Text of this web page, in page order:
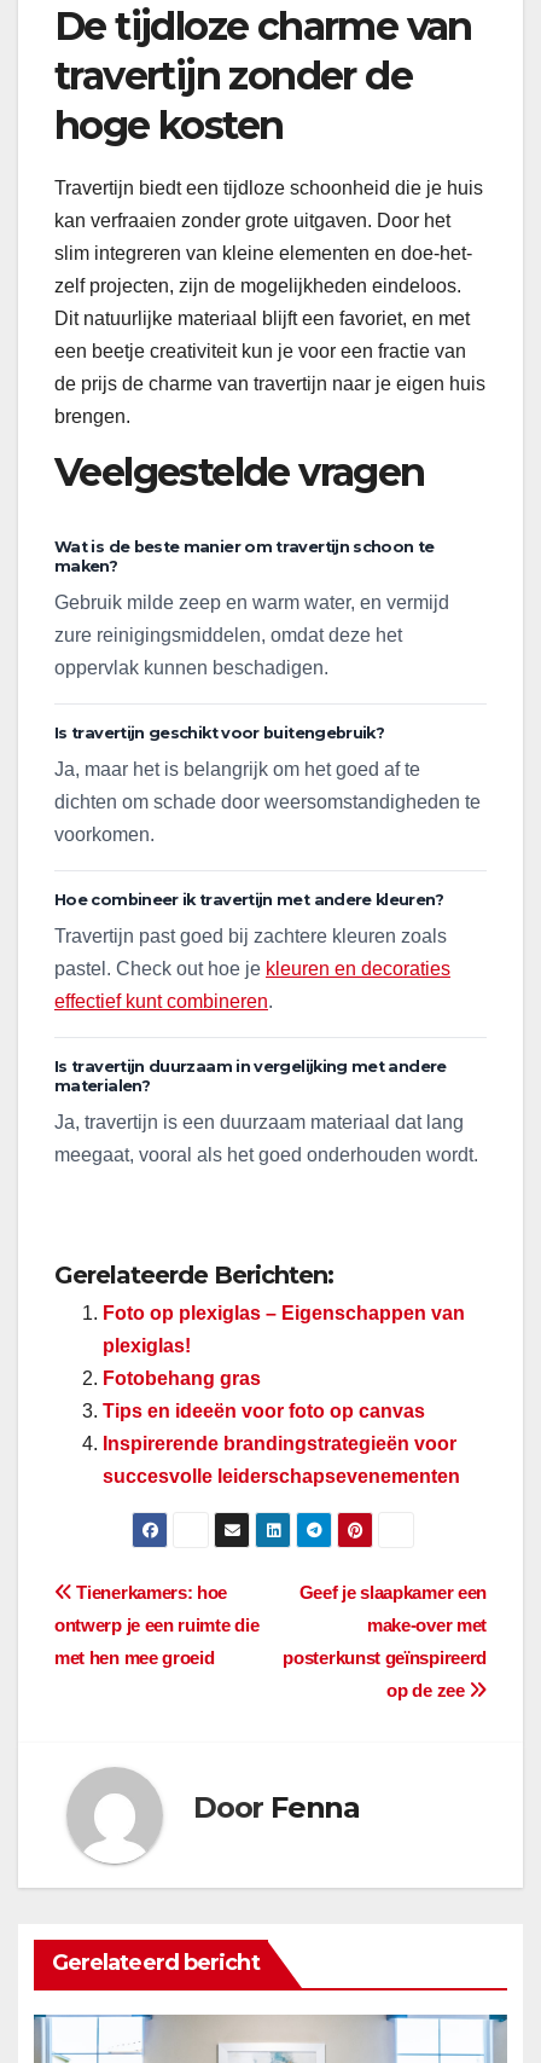
De tijdloze charme van
travertijn zonder de
hoge kosten
Travertijn biedt een tijdloze schoonheid die je huis
kan verfraaien zonder grote uitgaven. Door het
slim integreren van kleine elementen en doe-het-
zelf projecten, zijn de mogelijkheden eindeloos.
Dit natuurlijke materiaal blijft een favoriet, en met
een beetje creativiteit kun je voor een fractie van
de prijs de charme van travertijn naar je eigen huis
brengen.
Veelgestelde vragen
Wat is de beste manier om travertijn schoon te
maken?
Gebruik milde zeep en warm water, en vermijd
zure reinigingsmiddelen, omdat deze het
oppervlak kunnen beschadigen.
Is travertijn geschikt voor buitengebruik?
Ja, maar het is belangrijk om het goed af te
dichten om schade door weersomstandigheden te
voorkomen.
Hoe combineer ik travertijn met andere kleuren?
Travertijn past goed bij zachtere kleuren zoals
pastel. Check out hoe je kleuren en decoraties
effectief kunt combineren.
Is travertijn duurzaam in vergelijking met andere
materialen?
Ja, travertijn is een duurzaam materiaal dat lang
meegaat, vooral als het goed onderhouden wordt.
Gerelateerde Berichten:
Foto op plexiglas – Eigenschappen van
plexiglas!
Fotobehang gras
Tips en ideeën voor foto op canvas
Inspirerende brandingstrategieën voor
succesvolle leiderschapsevenementen
Bericht
navigatie
Geef je slaapkamer een
make-over met
posterkunst geïnspireerd
op de zee
Tienerkamers: hoe
ontwerp je een ruimte die
met hen mee groeid
Door Fenna
Gerelateerd bericht